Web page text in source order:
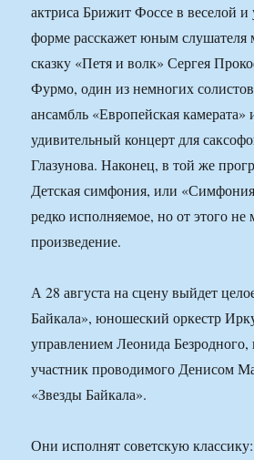
актриса Брижит Фоссе в веселой и
форме расскажет юным слушателя
сказкy «Петя и волк» Сергея
Фурмо, один из немногих
ансамбль «Европейская камерата»
удивительный концерт для
Глазунова. Наконец, в той же
Детская симфония, или
редко исполняемое, но от этого не
произведение.
А 28 августа на сцену выйдет
Байкала», юношеский оркестр
управлением Леонида
участник проводимого Денисом
«Звезды Байкала».
Они исполнят советскую